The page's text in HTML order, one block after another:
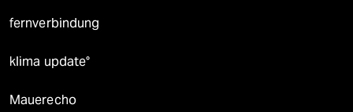
fernverbindung
klima update°
Mauerecho